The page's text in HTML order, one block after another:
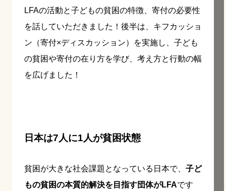
LFAの活動と子どもの貧困の特徴、寄付の必要性
を話していただきました！後半は、キフカッショ
ン（寄付×ディスカッション）を実施し、子ども
の貧困や寄付の在り方を学び、考え方と行動の幅
を広げました！
日本は7人に1人が貧困状態
貧困が大きな社会課題となっている日本で、 子ど
もの貧困の本質的解決を目指す団体がLFAです